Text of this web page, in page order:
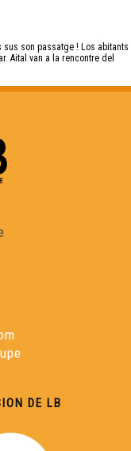
son passatge ! Los abitants
Aital van a la rencontre del
DE LB